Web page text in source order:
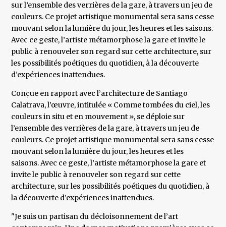
sur l’ensemble des verrières de la gare, à travers un jeu de
couleurs. Ce projet artistique monumental sera sans cesse
mouvant selon la lumière du jour, les heures et les saisons.
Avec ce geste, l’artiste métamorphose la gare et invite le
public à renouveler son regard sur cette architecture, sur
les possibilités poétiques du quotidien, à la découverte
d’expériences inattendues.
Conçue en rapport avec l’architecture de Santiago
Calatrava, l’œuvre, intitulée « Comme tombées du ciel, les
couleurs in situ et en mouvement », se déploie sur
l’ensemble des verrières de la gare, à travers un jeu de
couleurs. Ce projet artistique monumental sera sans cesse
mouvant selon la lumière du jour, les heures et les
saisons. Avec ce geste, l’artiste métamorphose la gare et
invite le public à renouveler son regard sur cette
architecture, sur les possibilités poétiques du quotidien, à
la découverte d’expériences inattendues.
"Je suis un partisan du décloisonnement de l’art